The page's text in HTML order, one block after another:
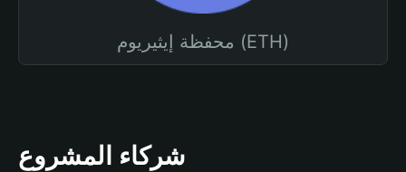
محفظة إيثيريوم (ETH)
شركاء المشروع